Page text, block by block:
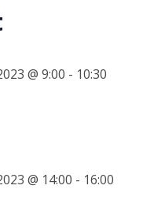
@ 9:00 - 10:30
@ 14:00 - 16:00